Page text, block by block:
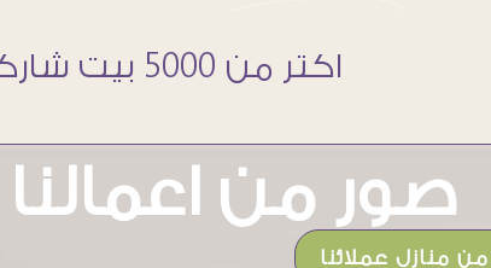
اكتر من 5000 بيت شاركنا فى اننا نخلى حوائطهم اجمل
صور من اعمالنا
من منازل عملائنا